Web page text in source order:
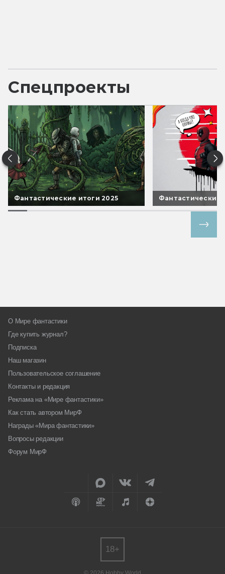
Спецпроекты
Фантастические итоги 2025 Фантастические
О Мире фантастики
Где купить журнал?
Подписка
Наш магазин
Пользовательское соглашение
Контакты и редакция
Реклама на «Мире фантастики»
Как стать автором МирФ
Награды «Мира фантастики»
Вопросы редакции
Форум МирФ
18+